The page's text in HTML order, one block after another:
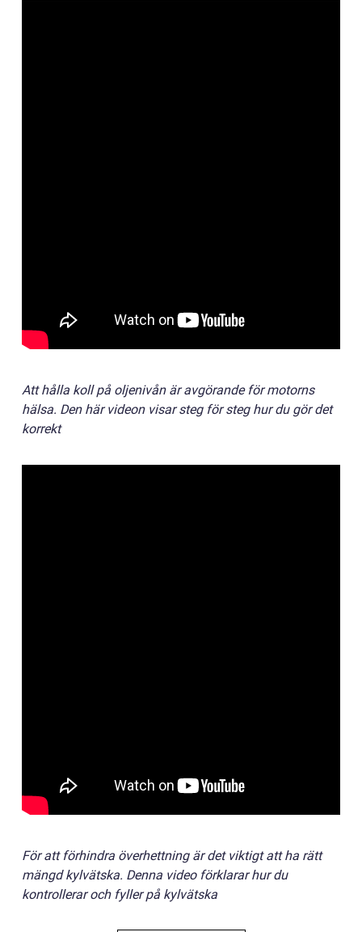
Att hålla koll på oljenivån är avgörande för motorns
hälsa. Den här videon visar steg för steg hur du gör det
korrekt
För att förhindra överhettning är det viktigt att ha rätt
mängd kylvätska. Denna video förklarar hur du
kontrollerar och fyller på kylvätska